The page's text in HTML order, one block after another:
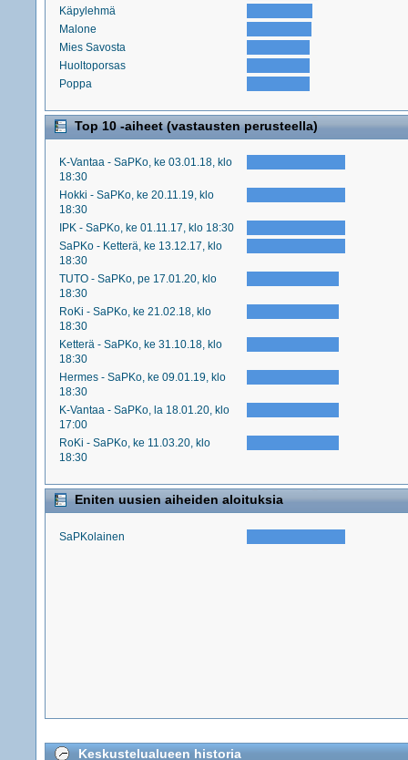
Käpylehmä
Malone
Mies Savosta
Huoltoporsas
Poppa
Top 10 -aiheet (vastausten perusteella)
K-Vantaa - SaPKo, ke 03.01.18, klo
18:30
Hokki - SaPKo, ke 20.11.19, klo
18:30
IPK - SaPKo, ke 01.11.17, klo 18:30
SaPKo - Ketterä, ke 13.12.17, klo
18:30
TUTO - SaPKo, pe 17.01.20, klo
18:30
RoKi - SaPKo, ke 21.02.18, klo
18:30
Ketterä - SaPKo, ke 31.10.18, klo
18:30
Hermes - SaPKo, ke 09.01.19, klo
18:30
K-Vantaa - SaPKo, la 18.01.20, klo
17:00
RoKi - SaPKo, ke 11.03.20, klo
18:30
Eniten uusien aiheiden aloituksia
SaPKolainen
Keskustelualueen historia